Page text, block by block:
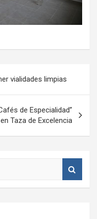
vialidades limpias
de Especialidad”
Taza de Excelencia